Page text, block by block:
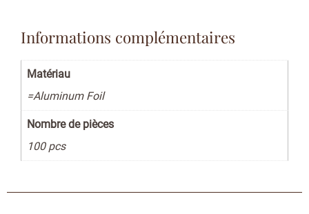
Informations complémentaires
Matériau
=Aluminum Foil
Nombre de pièces
100 pcs